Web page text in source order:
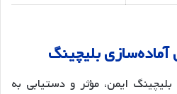
بلیچینگ
ایمن، مؤثر و دستیابی به